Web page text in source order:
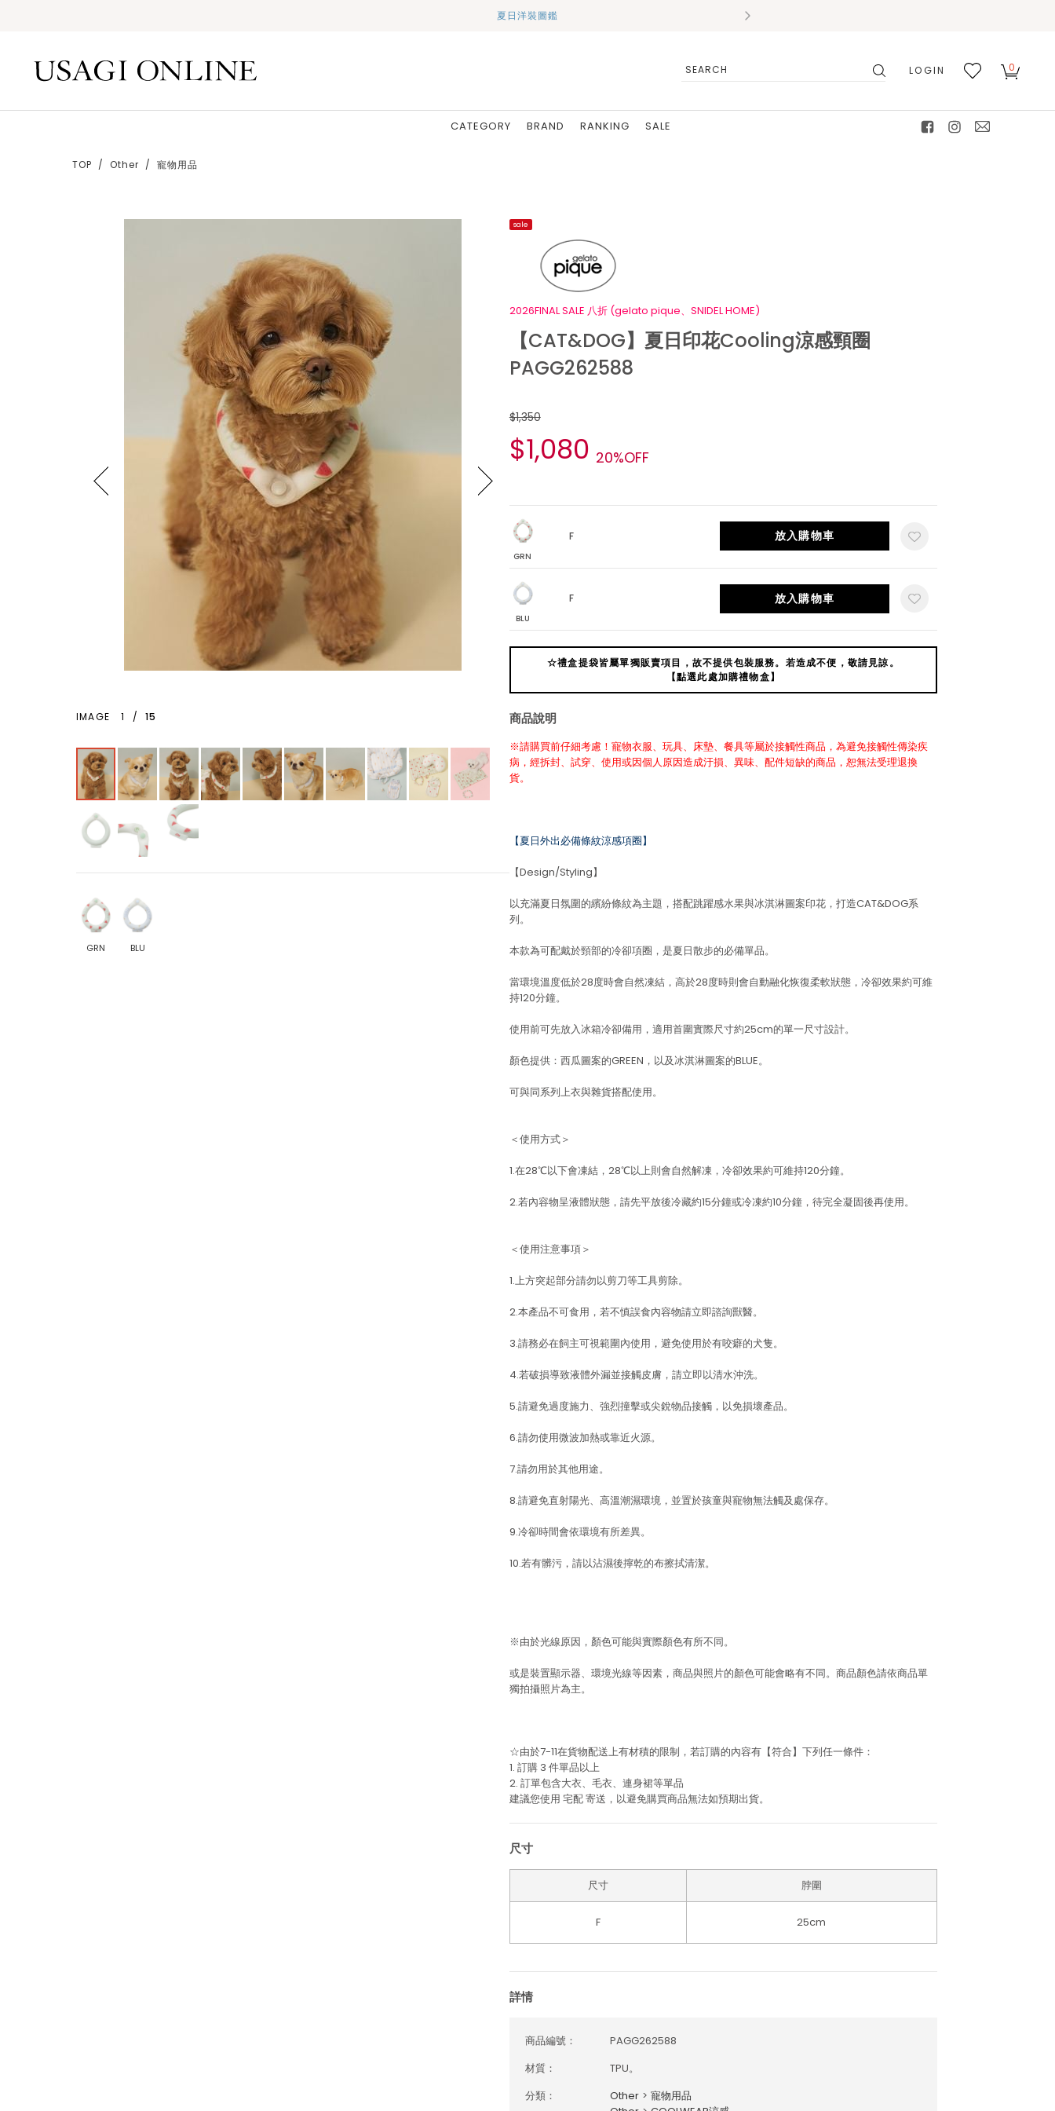
夏日洋裝圖鑑
LOGIN 0
CATEGORY BRAND RANKING
SALE
TOP Other 寵物用品
IMAGE 1 / 15
GRN BLU
sale
2026FINAL SALE 八折 (gelato pique、SNIDEL HOME)
【CAT&DOG】夏日印花Cooling涼感頸圈
PAGG262588
$1,350
$1,080 20%OFF
GRN
F 放入購物車
BLU
F 放入購物車
☆禮盒提袋皆屬單獨販賣項目，故不提供包裝服務。若造成不便，敬請見諒。
【點選此處加購禮物盒】
商品說明
※請購買前仔細考慮！寵物衣服、玩具、床墊、餐具等屬於接觸性商品，為避免接觸性傳染疾
病，經拆封、試穿、使用或因個人原因造成汙損、異味、配件短缺的商品，恕無法受理退換
貨。
【夏日外出必備條紋涼感項圈】
【Design/Styling】
以充滿夏日氛圍的繽紛條紋為主題，搭配跳躍感水果與冰淇淋圖案印花，打造CAT&DOG系
列。
本款為可配戴於頸部的冷卻項圈，是夏日散步的必備單品。
當環境溫度低於28度時會自然凍結，高於28度時則會自動融化恢復柔軟狀態，冷卻效果約可維
持120分鐘。
使用前可先放入冰箱冷卻備用，適用首圍實際尺寸約25cm的單一尺寸設計。
顏色提供：西瓜圖案的GREEN，以及冰淇淋圖案的BLUE。
可與同系列上衣與雜貨搭配使用。
＜使用方式＞
1.在28℃以下會凍結，28℃以上則會自然解凍，冷卻效果約可維持120分鐘。
2.若內容物呈液體狀態，請先平放後冷藏約15分鐘或冷凍約10分鐘，待完全凝固後再使用。
＜使用注意事項＞
1.上方突起部分請勿以剪刀等工具剪除。
2.本產品不可食用，若不慎誤食內容物請立即諮詢獸醫。
3.請務必在飼主可視範圍內使用，避免使用於有咬癖的犬隻。
4.若破損導致液體外漏並接觸皮膚，請立即以清水沖洗。
5.請避免過度施力、強烈撞擊或尖銳物品接觸，以免損壞產品。
6.請勿使用微波加熱或靠近火源。
7.請勿用於其他用途。
8.請避免直射陽光、高溫潮濕環境，並置於孩童與寵物無法觸及處保存。
9.冷卻時間會依環境有所差異。
10.若有髒污，請以沾濕後擰乾的布擦拭清潔。
※由於光線原因，顏色可能與實際顏色有所不同。
或是裝置顯示器、環境光線等因素，商品與照片的顏色可能會略有不同。商品顏色請依商品單
獨拍攝照片為主。
☆由於7-11在貨物配送上有材積的限制，若訂購的內容有【符合】下列任一條件：
1. 訂購 3 件單品以上
2. 訂單包含大衣、毛衣、連身裙等單品
建議您使用 宅配寄送，以避免購買商品無法如預期出貨。
尺寸
尺寸 脖圍
F 25cm
詳情
商品編號：
PAGG262588
材質：
TPU。
分類：
Other > 寵物用品